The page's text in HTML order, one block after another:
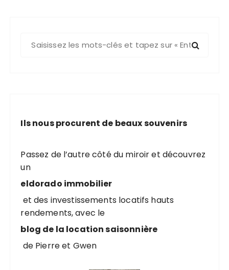
h
p
o
u
:
Ils nous procurent de beaux souvenirs
Passez de l’autre côté du miroir et découvrez
un
eldorado immobilier
et des investissements locatifs hauts
rendements, avec le
blog de la location saisonnière
de Pierre et Gwen